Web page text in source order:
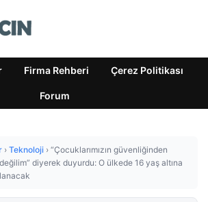
Firma Rehberi Çerez Politikası
Forum
› Teknoloji › “Çocuklarımızın güvenliğinden
diyerek duyurdu: O ülkede 16 yaş altına